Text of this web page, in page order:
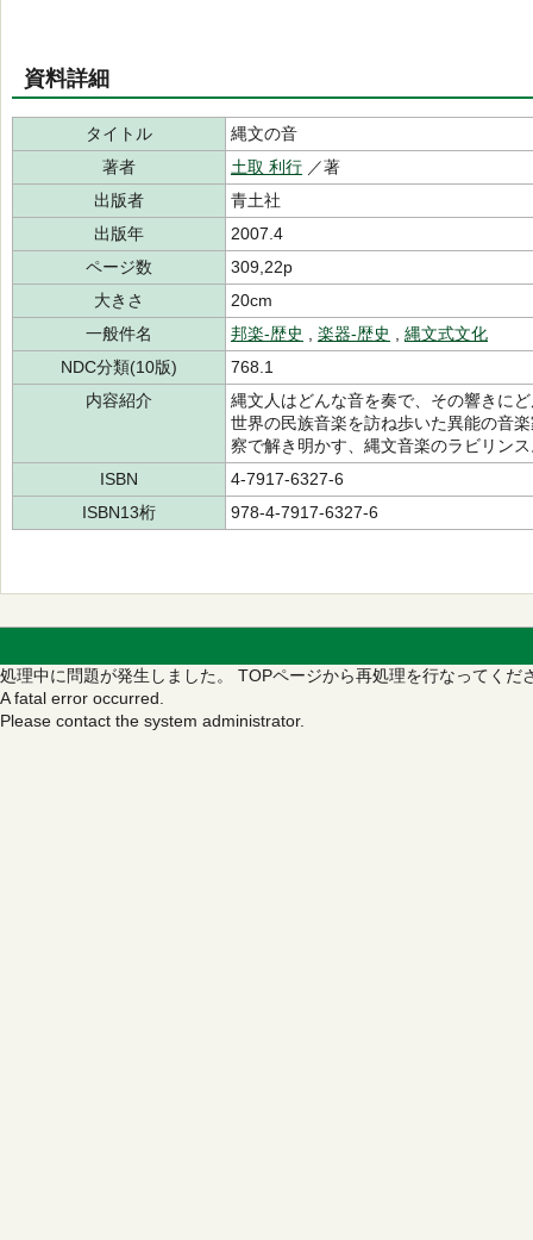
資料詳細
タイトル
縄文の音
著者
土取 利行 ／著
出版者
青土社
出版年
2007.4
ページ数
309,22p
大きさ
20cm
一般件名
邦楽-歴史 楽器-歴史
縄文式文化
NDC分類(10版)
768.1
内容紹介
縄文人はどんな音を奏で、その響きに
世界の民族音楽を訪ね歩いた異能の音
察で解き明かす、縄文音楽のラビリン
ISBN
4-7917-6327-6
ISBN13桁
978-4-7917-6327-6
処理中に問題が発生しました。 TOPページから再処理を行なってくだ
A fatal error occurred.
Please contact the system administrator.